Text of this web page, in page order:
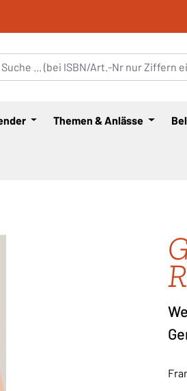
Themen & Anlässe